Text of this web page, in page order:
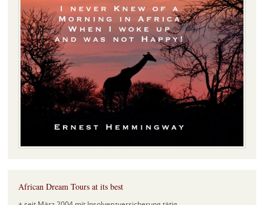
African Dream Tours at its best